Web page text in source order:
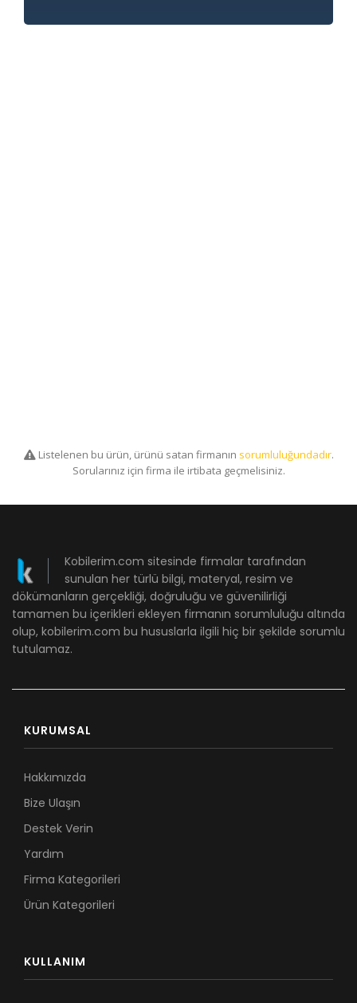
Listelenen bu ürün, ürünü satan firmanın sorumluluğundadır.
Sorularınız için firma ile irtibata geçmelisiniz.
Kobilerim.com sitesinde firmalar tarafından
sunulan her türlü bilgi, materyal, resim ve
dökümanların gerçekliği, doğruluğu ve güvenilirliği
tamamen bu içerikleri ekleyen firmanın sorumluluğu altında
olup, kobilerim.com bu hususlarla ilgili hiç bir şekilde sorumlu
tutulamaz.
KURUMSAL
Hakkımızda
Bize Ulaşın
Destek Verin
Yardım
Firma Kategorileri
Ürün Kategorileri
KULLANIM